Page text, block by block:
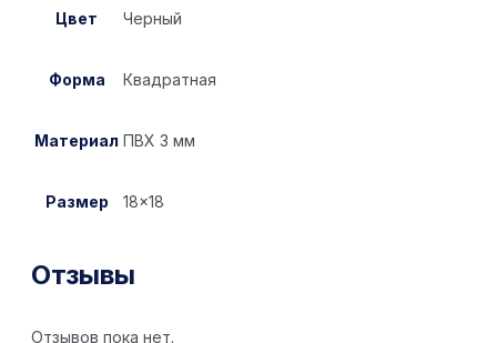
Цвет Черный
Форма Квадратная
Материал ПВХ 3 мм
Размер 18×18
Отзывы
Отзывов пока нет.